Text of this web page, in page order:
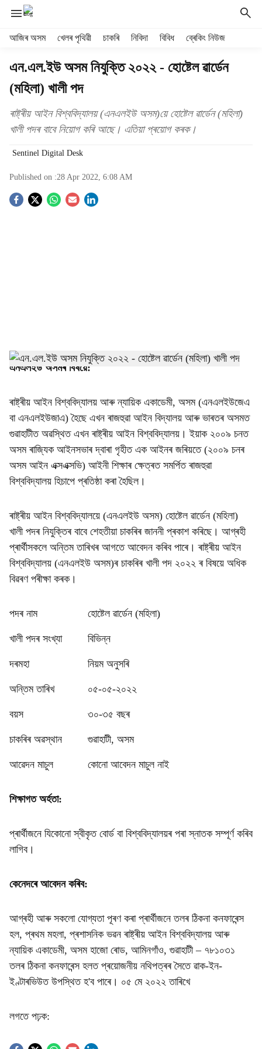
আজিৰ অসম খেলৰ পৃথিৱী চাকৰি নিবিদা বিবিধ ব্ৰেকিং নিউজ
এন.এল.ইউ অসম নিযুক্তি ২০২২ - হোষ্টেল ৱাৰ্ডেন
(মহিলা) খালী পদ
ৰাষ্ট্ৰীয় আইন বিশ্ববিদ্যালয় (এনএলইউ অসম)য়ে হোষ্টেল ৱাৰ্ডেন (মহিলা)
খালী পদৰ বাবে নিয়োগ কৰি আছে। এতিয়া প্ৰয়োগ কৰক।
Sentinel Digital Desk
Published on :28 Apr 2022, 6:08 AM
S
h
r
e
এনএলইউ অসমৰ বিষয়ে:
ৰাষ্ট্ৰীয় আইন বিশ্ববিদ্যালয় আৰু ন্যায়িক একাডেমী, অসম (এনএলইউজেএ
বা এনএলইউজাএ) হৈছে এখন ৰাজহুৱা আইন বিদ্যালয় আৰু ভাৰতৰ অসমত
গুৱাহাটীত অৱস্থিত এখন ৰাষ্ট্ৰীয় আইন বিশ্ববিদ্যালয়। ইয়াক ২০০৯ চনত
অসম ৰাজ্যিক আইনসভাৰ দ্বাৰা গৃহীত এক আইনৰ জৰিয়তে (২০০৯ চনৰ
অসম আইন এক্সএক্সভি) আইনী শিক্ষাৰ ক্ষেত্ৰত সমৰ্পিত ৰাজহুৱা
বিশ্ববিদ্যালয় হিচাপে প্ৰতিষ্ঠা কৰা হৈছিল।
ৰাষ্ট্ৰীয় আইন বিশ্ববিদ্যালয়ে (এনএলইউ অসম) হোষ্টেল ৱাৰ্ডেন (মহিলা)
খালী পদৰ নিযুক্তিৰ বাবে শেহতীয়া চাকৰিৰ জাননী প্ৰকাশ কৰিছে। আগ্ৰহী
প্ৰাৰ্থীসকলে অন্তিম তাৰিখৰ আগতে আবেদন কৰিব পাৰে। ৰাষ্ট্ৰীয় আইন
বিশ্ববিদ্যালয় (এনএলইউ অসম)ৰ চাকৰিৰ খালী পদ ২০২২ ৰ বিষয়ে অধিক
বিৱৰণ পৰীক্ষা কৰক।
পদৰ নাম হোষ্টেল ৱাৰ্ডেন (মহিলা)
খালী পদৰ সংখ্যা বিভিন্ন
দৰমহা নিয়ম অনুসৰি
অন্তিম তাৰিখ ০৫-০৫-২০২২
বয়স ৩০-৩৫ বছৰ
চাকৰিৰ অৱস্থান গুৱাহাটী, অসম
আৱেদন মাচুল কোনো আবেদন মাচুল নাই
শিক্ষাগত অৰ্হতা:
প্ৰাৰ্থীজনে যিকোনো স্বীকৃত বোৰ্ড বা বিশ্ববিদ্যালয়ৰ পৰা স্নাতক সম্পূৰ্ণ কৰিব
লাগিব।
কেনেদৰে আবেদন কৰিব:
আগ্ৰহী আৰু সকলো যোগ্যতা পূৰণ কৰা প্ৰাৰ্থীজনে তলৰ ঠিকনা কনফাৰেন্স
হল, প্ৰথম মহলা, প্ৰশাসনিক ভৱন ৰাষ্ট্ৰীয় আইন বিশ্ববিদ্যালয় আৰু
ন্যায়িক একাডেমী, অসম হাজো ৰোড, আমিনগাঁও, গুৱাহাটী – ৭৮১০৩১
তলৰ ঠিকনা কনফাৰেন্স হলত প্ৰয়োজনীয় নথিপত্ৰৰ সৈতে ৱাক-ইন-
ইণ্টাৰভিউত উপস্থিত হ'ব পাৰে। ০৫ মে ২০২২ তাৰিখে
লগতে পঢ়ক: